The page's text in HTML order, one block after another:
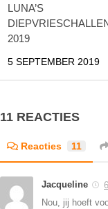
LUNA’S
2019
5 SEPTEMBER 2019
11 REACTIES
Reacties 11
Jacqueline
Nou, jij hoeft